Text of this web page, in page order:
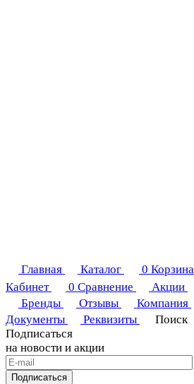
Главная Каталог 0 Корзина
Кабинет
0 Сравнение Акции
Бренды
Отзывы Компания
Документы
Реквизиты Поиск
Подписаться
на новости и акции
Подписаться